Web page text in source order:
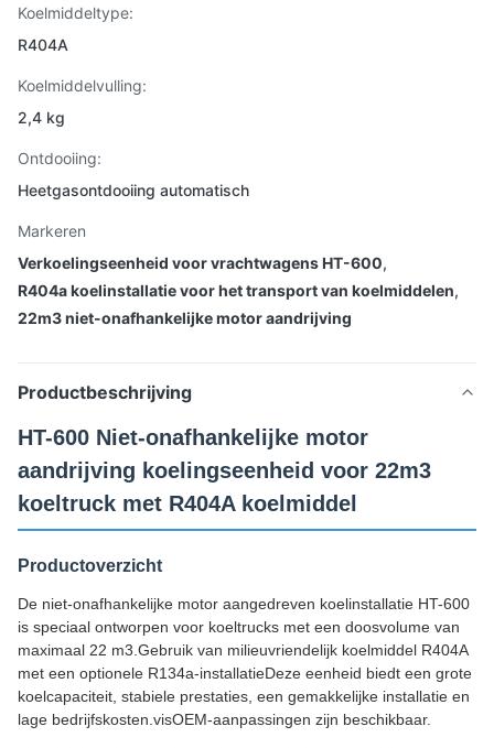
Koelmiddeltype:
R404A
Koelmiddelvulling:
2,4 kg
Ontdooiing:
Heetgasontdooiing automatisch
Markeren
Verkoelingseenheid voor vrachtwagens HT-600,
R404a koelinstallatie voor het transport van koelmiddelen,
22m3 niet-onafhankelijke motor aandrijving
Productbeschrijving
HT-600 Niet-onafhankelijke motor
aandrijving koelingseenheid voor 22m3
koeltruck met R404A koelmiddel
Productoverzicht
De niet-onafhankelijke motor aangedreven koelinstallatie HT-600
is speciaal ontworpen voor koeltrucks met een doosvolume van
maximaal 22 m3.Gebruik van milieuvriendelijk koelmiddel R404A
met een optionele R134a-installatieDeze eenheid biedt een grote
koelcapaciteit, stabiele prestaties, een gemakkelijke installatie en
lage bedrijfskosten.visOEM-aanpassingen zijn beschikbaar.